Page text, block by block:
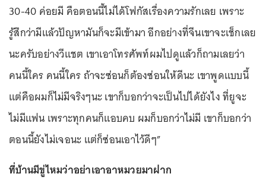
30-40 ค่อยมี คือตอนนี้ไม่ได้โฟกัสเรื่องความรักเลย เพราะ
รู้สึกว่ามีแล้วปัญหามันก็จะมีเข้ามา อีกอย่างที่จีนเขาจะเช็กเลย
นะครับอย่างวีแชต เขาเอาโทรศัพท์ผมไปดูแล้วก็ถามเลยว่า
คนนี้ใคร คนนี้ใคร ถ้าจะซ่อนก็ต้องซ่อนให้ดีนะ เขาพูดแบบนี้
แต่คือผมก็ไม่มีจริงๆนะ เขาก็บอกว่าจะเป็นไปได้ยังไง ที่ยูจะ
ไม่มีแฟน เพราะทุกคนก็แอบคบ ผมก็บอกว่าไม่มี เขาก็บอกว่า
ตอนนี้ยังไม่เจอนะ แต่ก็ซ่อนเอาไว้ดีๆ”
ที่บ้านมีขู่ไหมว่าอย่าเอาอาหมวยมาฝาก